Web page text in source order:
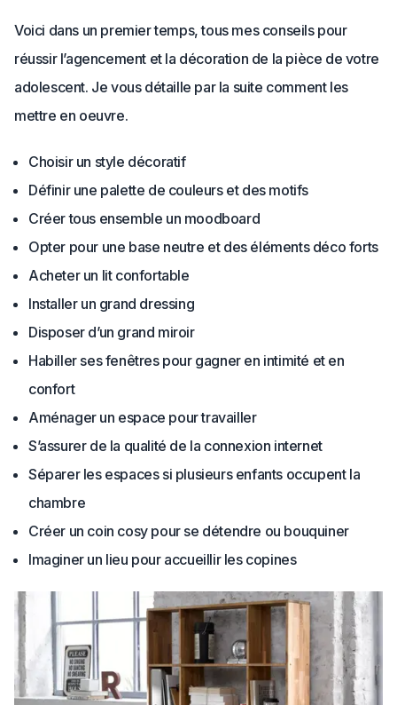
Voici dans un premier temps, tous mes conseils pour
réussir l’agencement et la décoration de la pièce de votre
adolescent. Je vous détaille par la suite comment les
mettre en oeuvre.
Choisir un style décoratif
Définir une palette de couleurs et des motifs
Créer tous ensemble un moodboard
Opter pour une base neutre et des éléments déco forts
Acheter un lit confortable
Installer un grand dressing
Disposer d’un grand miroir
Habiller ses fenêtres pour gagner en intimité et en
confort
Aménager un espace pour travailler
S’assurer de la qualité de la connexion internet
Séparer les espaces si plusieurs enfants occupent la
chambre
Créer un coin cosy pour se détendre ou bouquiner
Imaginer un lieu pour accueillir les copines